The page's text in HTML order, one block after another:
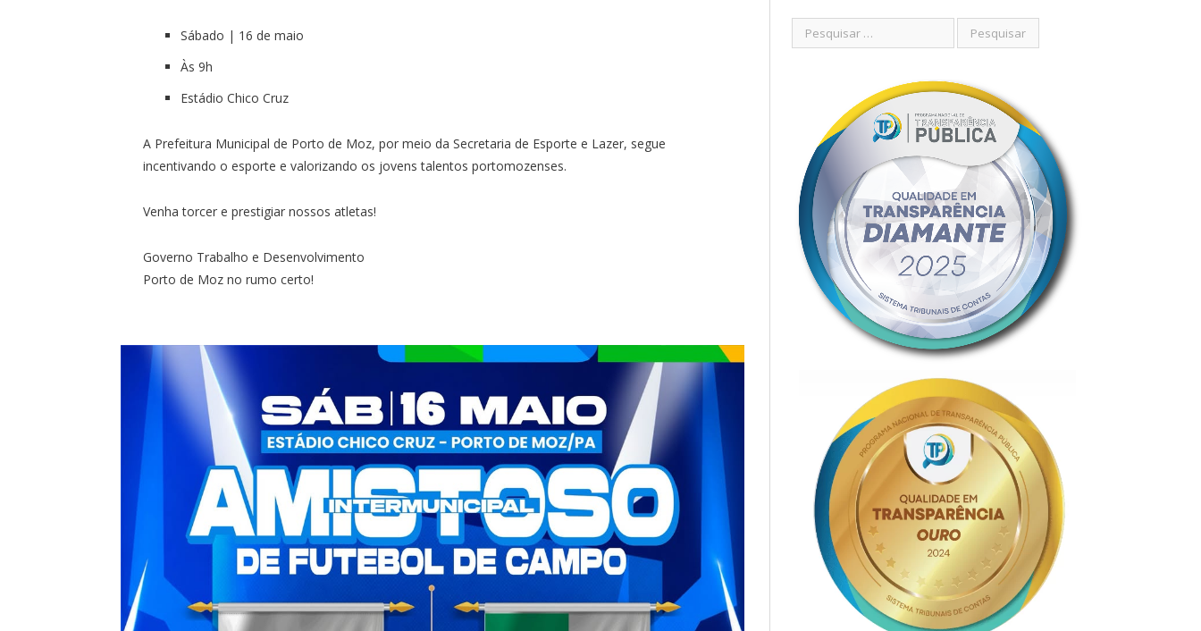
Sábado | 16 de maio
Às 9h
Estádio Chico Cruz
A Prefeitura Municipal de Porto de Moz, por meio da Secretaria de Esporte e Lazer, segue
incentivando o esporte e valorizando os jovens talentos portomozenses.
Venha torcer e prestigiar nossos atletas!
Governo Trabalho e Desenvolvimento
Porto de Moz no rumo certo!